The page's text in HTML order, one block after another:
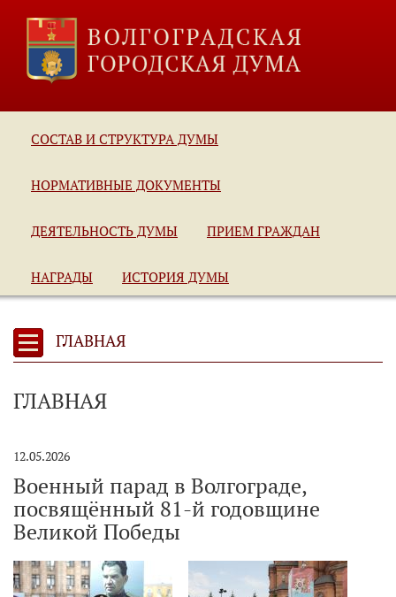
СОСТАВ И СТРУКТУРА ДУМЫ
НОРМАТИВНЫЕ ДОКУМЕНТЫ
ДЕЯТЕЛЬНОСТЬ ДУМЫ ПРИЕМ ГРАЖДАН
НАГРАДЫ ИСТОРИЯ ДУМЫ
ГЛАВНАЯ
ГЛАВНАЯ
12.05.2026
Военный парад в Волгограде,
посвящённый 81-й годовщине
Великой Победы